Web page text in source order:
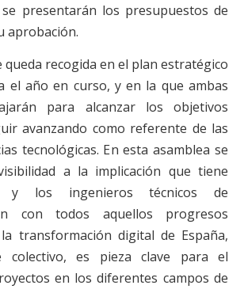
presentarán los presupuestos de
aprobación.
queda recogida en el plan estratégico
el año en curso, y en la que ambas
para alcanzar los objetivos
avanzando como referente de las
tecnológicas. En esta asamblea se
a la implicación que tiene
y los ingenieros técnicos de
con todos aquellos progresos
transformación digital de España,
colectivo, es pieza clave para el
en los diferentes campos de